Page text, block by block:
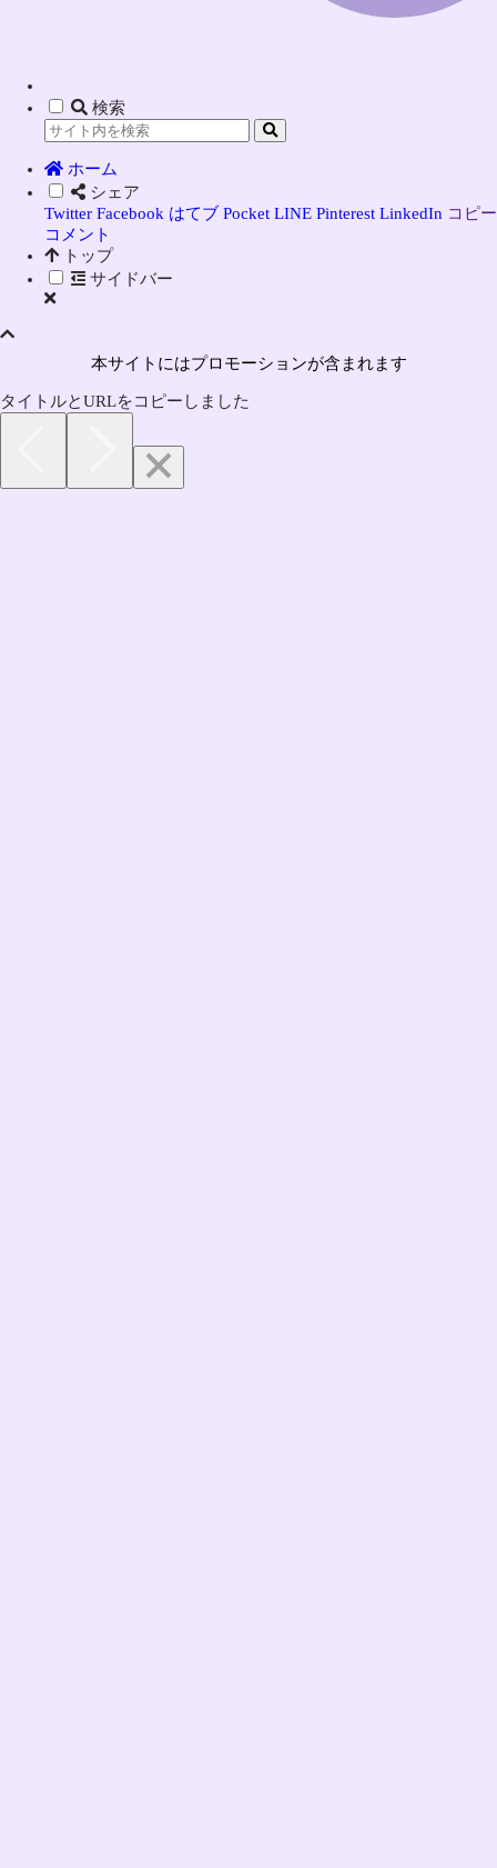
検索
ホーム
シェア
Twitter Facebook はてブ Pocket LINE Pinterest LinkedIn コピー
コメント
トップ
サイドバー
本サイトにはプロモーションが含まれます
タイトルとURLをコピーしました